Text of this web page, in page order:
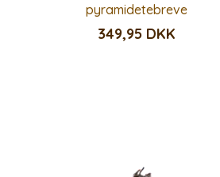
pyramidetebreve
349,95 DKK